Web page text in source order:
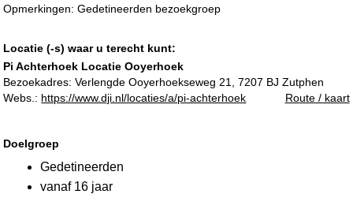
Opmerkingen: Gedetineerden bezoekgroep
Locatie (-s) waar u terecht kunt:
Pi Achterhoek Locatie Ooyerhoek
Bezoekadres:Verlengde Ooyerhoekseweg 21, 7207 BJ Zutphen
Webs.: https://www.dji.nl/locaties/a/pi-achterhoek Route / kaart
Doelgroep
Gedetineerden
vanaf 16 jaar